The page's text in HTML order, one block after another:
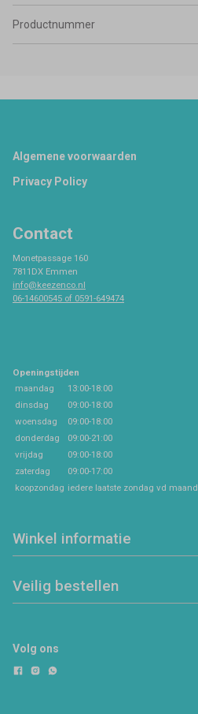
Productnummer
Footer
Algemene voorwaarden
Privacy Policy
Contact
Monetpassage 160
7811DX Emmen
info@keezenco.nl
06-14600545 of 0591-649474
Openingstijden
maandag
13:00-18:00
dinsdag
09:00-18:00
woensdag
09:00-18:00
donderdag
09:00-21:00
vrijdag
09:00-18:00
zaterdag
09:00-17:00
koopzondag iedere laatste zondag vd maand
Winkel informatie
Veilig bestellen
Volg ons